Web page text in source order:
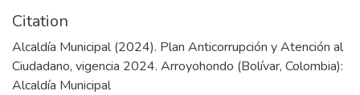
Citation
Alcaldía Municipal (2024). Plan Anticorrupción y Atención al
Ciudadano, vigencia 2024. Arroyohondo (Bolívar, Colombia):
Alcaldía Municipal